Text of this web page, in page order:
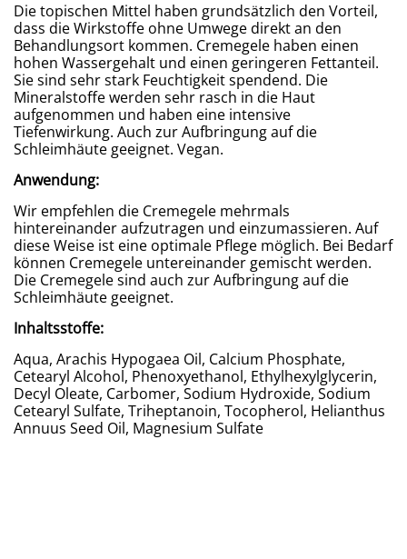
Die topischen Mittel haben grundsätzlich den Vorteil,
dass die Wirkstoffe ohne Umwege direkt an den
Behandlungsort kommen. Cremegele haben einen
hohen Wassergehalt und einen geringeren Fettanteil.
Sie sind sehr stark Feuchtigkeit spendend. Die
Mineralstoffe werden sehr rasch in die Haut
aufgenommen und haben eine intensive
Tiefenwirkung. Auch zur Aufbringung auf die
Schleimhäute geeignet. Vegan.
Anwendung:
Wir empfehlen die Cremegele mehrmals
hintereinander aufzutragen und einzumassieren. Auf
diese Weise ist eine optimale Pflege möglich. Bei Bedarf
können Cremegele untereinander gemischt werden.
Die Cremegele sind auch zur Aufbringung auf die
Schleimhäute geeignet.
Inhaltsstoffe:
Aqua, Arachis Hypogaea Oil, Calcium Phosphate,
Cetearyl Alcohol, Phenoxyethanol, Ethylhexylglycerin,
Decyl Oleate, Carbomer, Sodium Hydroxide, Sodium
Cetearyl Sulfate, Triheptanoin, Tocopherol, Helianthus
Annuus Seed Oil, Magnesium Sulfate